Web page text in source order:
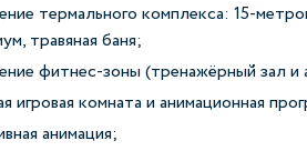
термального комплекса: 15-
травяная баня;
фитнес-зоны (тренажёрный зал и
игровая комната и анимационная
анимация;